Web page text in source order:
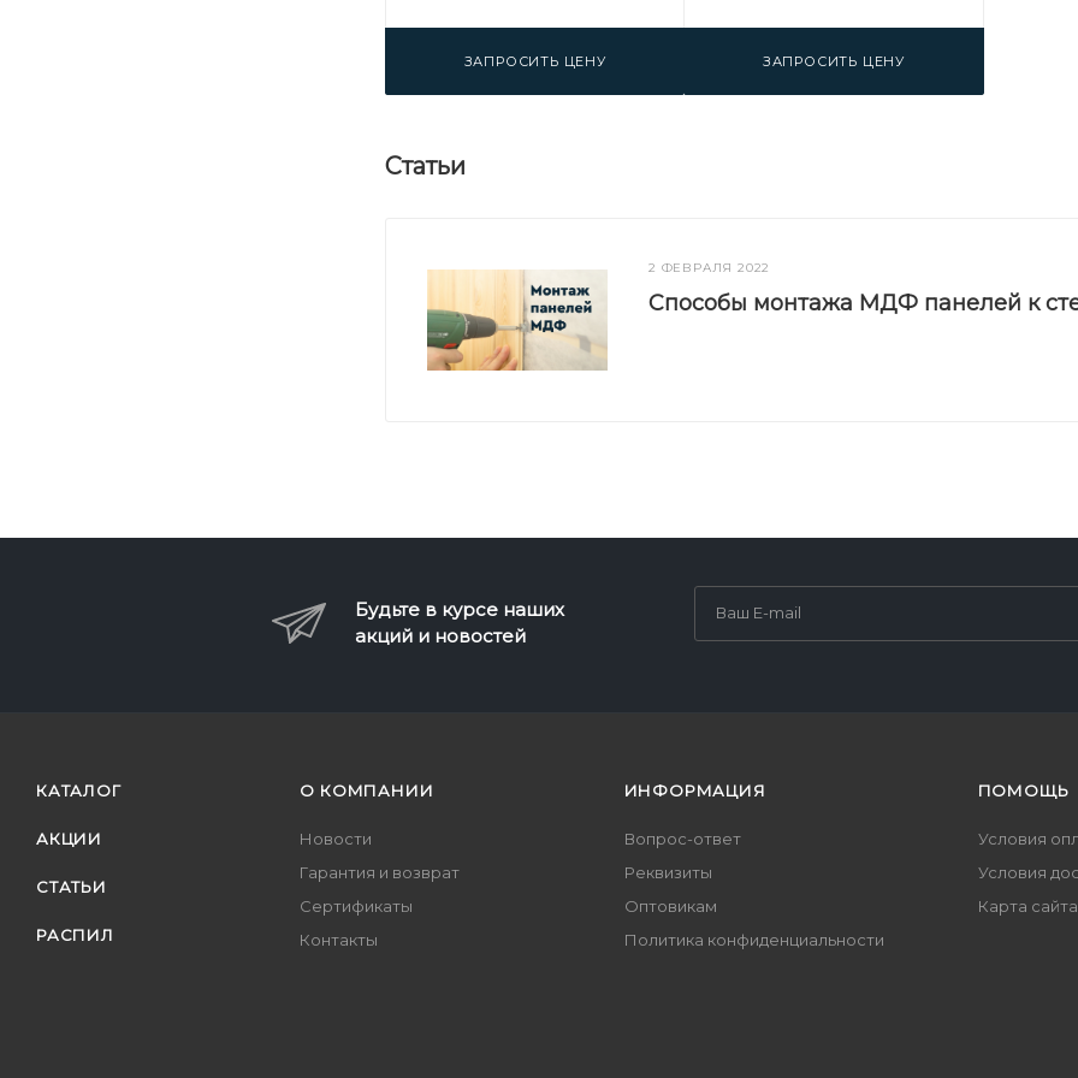
ЗАПРОСИТЬ ЦЕНУ ЗАПРОСИТЬ ЦЕНУ
Статьи
2 ФЕВРАЛЯ 2022
Способы монтажа МДФ панелей к
Будьте в курсе наших
акций и новостей
КАТАЛОГ
АКЦИИ
СТАТЬИ
РАСПИЛ
О КОМПАНИИ
Новости
Гарантия и возврат
Сертификаты
Контакты
ИНФОРМАЦИЯ
Вопрос-ответ
Реквизиты
Оптовикам
Политика конфиденциальности
ПОМОЩЬ
Условия
Условия
Карта сайта